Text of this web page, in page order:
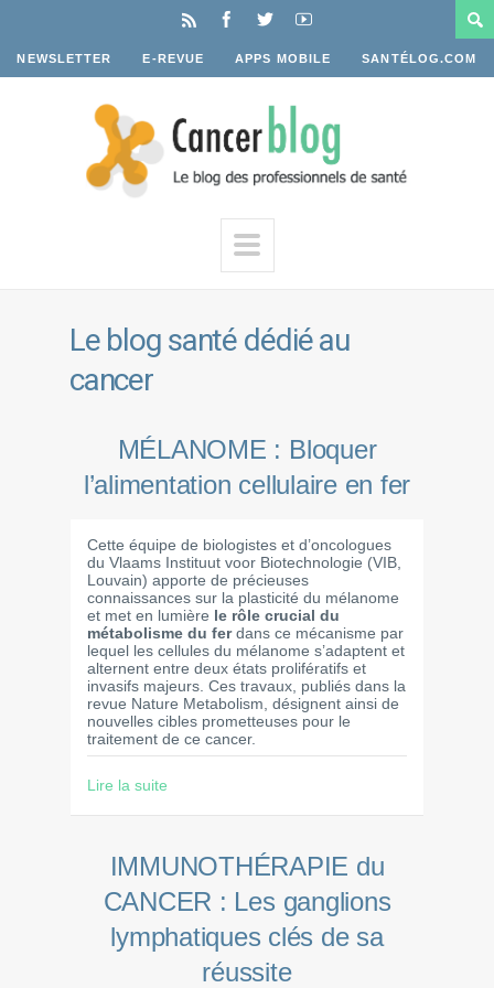
NEWSLETTER E-REVUE APPS MOBILE SANTÉLOG.COM
Le blog santé dédié au
cancer
MÉLANOME : Bloquer
l’alimentation cellulaire en fer
Cette équipe de biologistes et d’oncologues
du Vlaams Instituut voor Biotechnologie (VIB,
Louvain) apporte de précieuses
connaissances sur la plasticité du mélanome
et met en lumière le rôle crucial du
métabolisme du ferdans ce mécanisme par
lequel les cellules du mélanome s’adaptent et
alternent entre deux états prolifératifs et
invasifs majeurs. Ces travaux, publiés dans la
revue Nature Metabolism, désignent ainsi de
nouvelles cibles prometteuses pour le
traitement de ce cancer.
Lire la suite
IMMUNOTHÉRAPIE du
CANCER : Les ganglions
lymphatiques clés de sa
réussite